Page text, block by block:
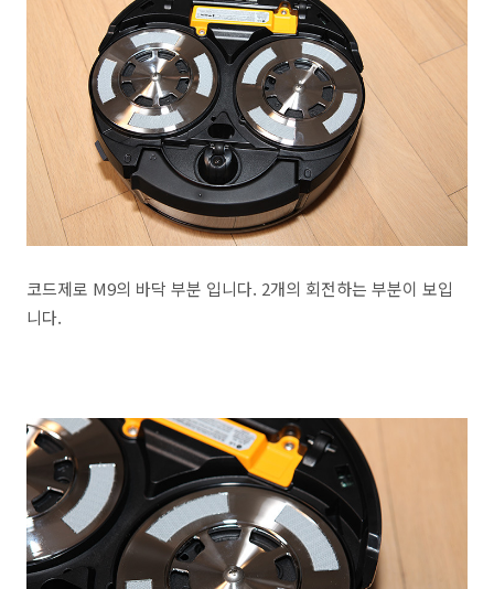
코드제로 M9의 바닥 부분 입니다. 2개의 회전하는 부분이 보입
니다.